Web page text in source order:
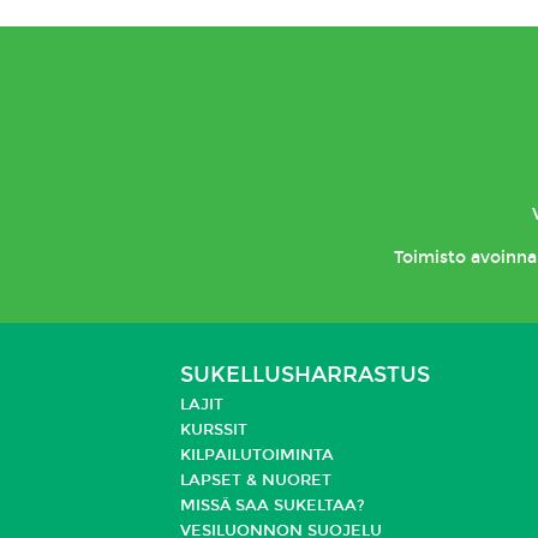
Toimistoavoinna
SUKELLUSHARRASTUS
LAJIT
KURSSIT
KILPAILUTOIMINTA
LAPSET & NUORET
MISSÄ SAA SUKELTAA?
VESILUONNON SUOJELU